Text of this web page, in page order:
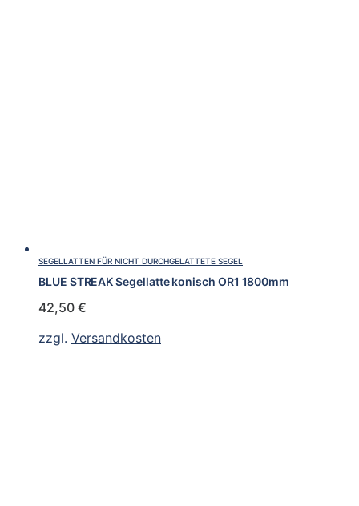
SEGELLATTEN FÜR NICHT DURCHGELATTETE SEGEL
BLUE STREAK Segellatte konisch OR1 1800mm
42,50 €
zzgl. Versandkosten